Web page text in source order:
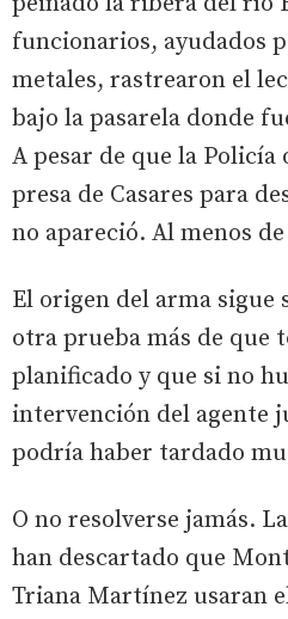
funcionarios, ayudados
metales, rastrearon el
bajo la pasarela donde
A pesar de que la
presa de Casares para
no apareció. Al menos
El origen del arma
otra prueba más de que
planificado y que si no
intervención del agente
podría haber tardado
O no resolverse jamás.
han descartado que
Triana Martínez usaran